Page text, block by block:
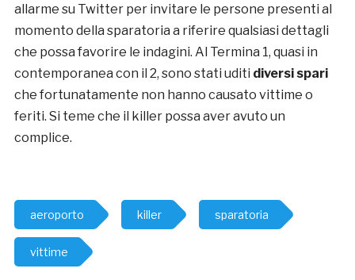
allarme su Twitter per invitare le persone presenti al
momento della sparatoria a riferire qualsiasi dettagli
che possa favorire le indagini. Al Termina 1, quasi in
contemporanea con il 2, sono stati uditi diversi spari
che fortunatamente non hanno causato vittime o
feriti. Si teme che il killer possa aver avuto un
complice.
aeroporto killer sparatoria
vittime